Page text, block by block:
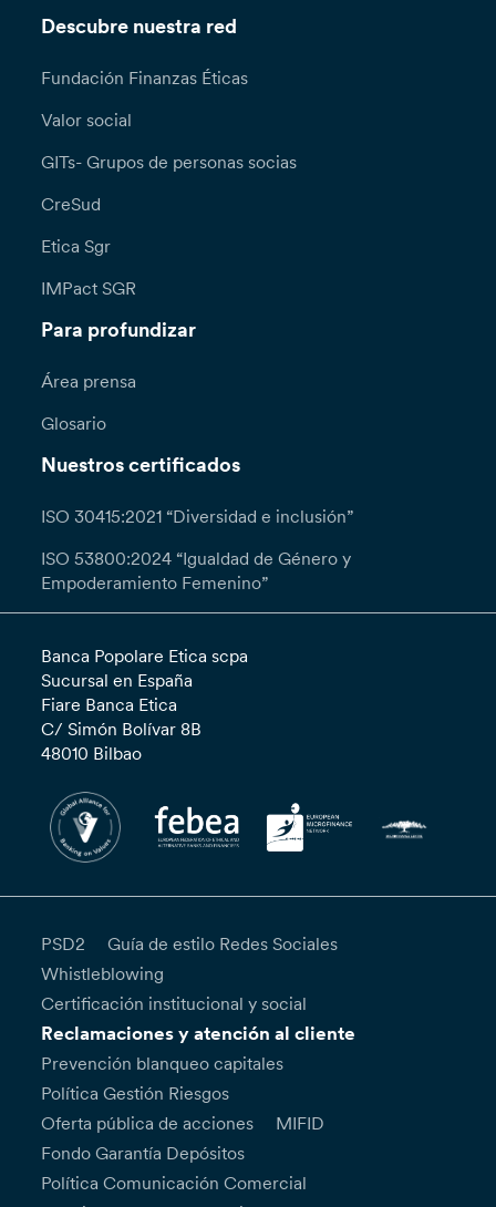
Descubre nuestra red
Fundación Finanzas Éticas
Valor social
GITs- Grupos de personas socias
CreSud
Etica Sgr
IMPact SGR
Para profundizar
Área prensa
Glosario
Nuestros certificados
ISO 30415:2021 “Diversidad e inclusión”
ISO 53800:2024 “Igualdad de Género y
Empoderamiento Femenino”
Banca Popolare Etica scpa
Sucursal en España
Fiare Banca Etica
C/ Simón Bolívar 8B
48010 Bilbao
PSD2
Guía de estilo Redes Sociales
Whistleblowing
Certificación institucional y social
Reclamaciones y atención al cliente
Prevención blanqueo capitales
Política Gestión Riesgos
Oferta pública de acciones
MIFID
Fondo Garantía Depósitos
Política Comunicación Comercial